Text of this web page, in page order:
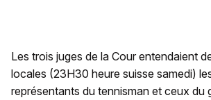
Les trois juges de la Cour entendaient
locales (23H30 heure suisse samedi)
représentants du tennisman et ceux du